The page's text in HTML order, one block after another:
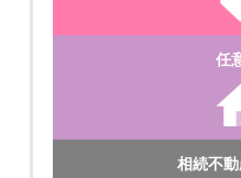
任
相続不